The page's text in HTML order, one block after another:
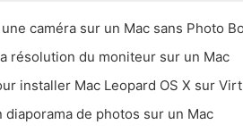
caméra sur un Mac sans Photo
résolution du moniteur sur un Mac
installer Mac Leopard OS X sur
diaporama de photos sur un Mac